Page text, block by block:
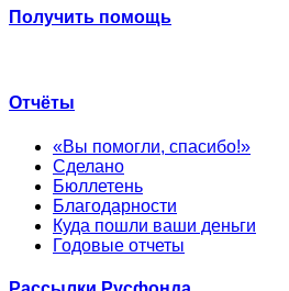
Получить помощь
Отчёты
«Вы помогли, спасибо!»
Сделано
Бюллетень
Благодарности
Куда пошли ваши деньги
Годовые отчеты